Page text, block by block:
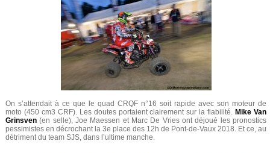
On s’attendait à ce que le quad CRQF n°16 soit rapide avec son moteur de
moto (450 cm3 CRF). Les doutes portaient clairement sur la fiabilité. Mike Van
Grinsven (en selle), Joe Maessen et Marc De Vries ont déjoué les pronostics
pessimistes en décrochant la 3e place des 12h de Pont-de-Vaux 2018. Et ce, au
détriment du team SJS, dans l’ultime manche.